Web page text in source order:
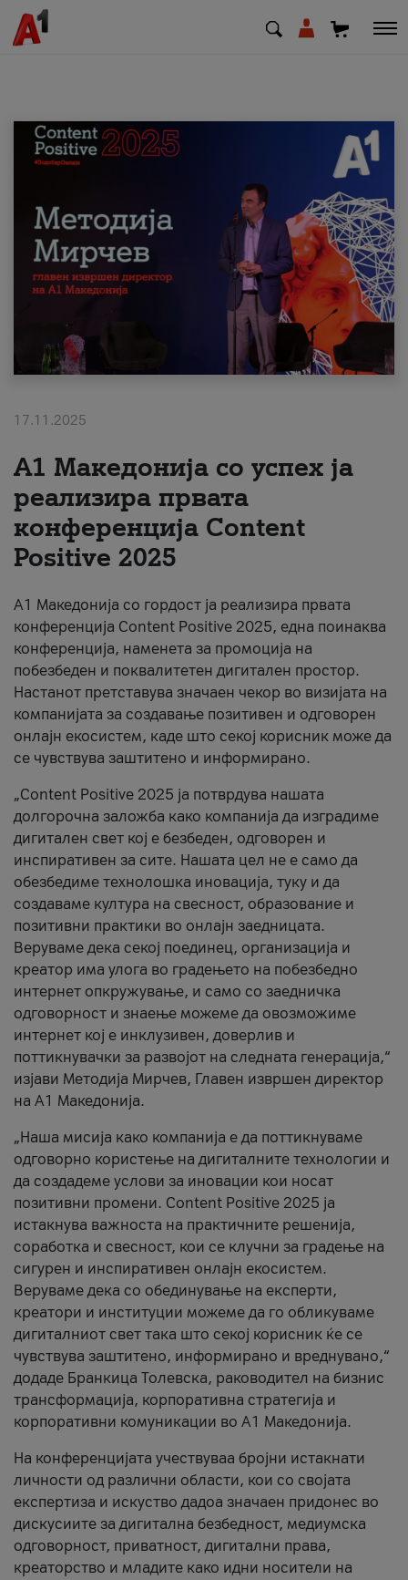
МК EN
Приватни Деловни
Поддршка
Надополни кредит
#ПодобарОнлајн
17.11.2025
А1 Македонија со успех ја
реализира првата
конференција Content
Positive 2025
А1 Македонија со гордост ја реализира првата
конференција Content Positive 2025, една поинаква
конференција, наменета за промоција на
побезбеден и поквалитетен дигитален простор.
Настанот претставува значаен чекор во визијата на
компанијата за создавање позитивен и одговорен
онлајн екосистем, каде што секој корисник може да
се чувствува заштитено и информирано.
„Content Positive 2025 ја потврдува нашата
долгорочна заложба како компанија да изградиме
дигитален свет кој е безбеден, одговорен и
инспиративен за сите. Нашата цел не е само да
обезбедиме технолошка иновација, туку и да
создаваме култура на свесност, образование и
позитивни практики во онлајн заедницата.
Веруваме дека секој поединец, организација и
креатор има улога во градењето на побезбедно
интернет опкружување, и само со заедничка
одговорност и знаење можеме да овозможиме
интернет кој е инклузивен, доверлив и
поттикнувачки за развојот на следната генерација,“
изјави Методија Мирчев, Главен извршен директор
на А1 Македонија.
„Наша мисија како компанија е да поттикнуваме
одговорно користење на дигиталните технологии и
да создадеме услови за иновации кои носат
позитивни промени. Content Positive 2025 ја
истакнува важноста на практичните решенија,
соработка и свесност, кои се клучни за градење на
сигурен и инспиративен онлајн екосистем.
Веруваме дека со обединување на експерти,
креатори и институции можеме да го обликуваме
дигиталниот свет така што секој корисник ќе се
чувствува заштитено, информирано и вреднувано,“
додаде Бранкица Толевска, раководител на бизнис
трансформација, корпоративна стратегија и
корпоративни комуникации во А1 Македонија.
На конференцијата учествуваа бројни истакнати
личности од различни области, кои со својата
експертиза и искуство дадоа значаен придонес во
дискусиите за дигитална безбедност, медиумска
одговорност, приватност, дигитални права,
креаторство и младите како идни носители на